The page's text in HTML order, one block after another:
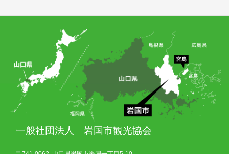
一般社団法人 岩国市観光協会